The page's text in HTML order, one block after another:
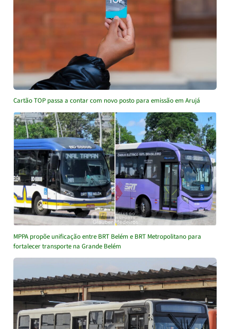
Cartão TOP passa a contar com novo posto para emissão em Arujá
MPPA propõe unificação entre BRT Belém e BRT Metropolitano para
fortalecer transporte na Grande Belém